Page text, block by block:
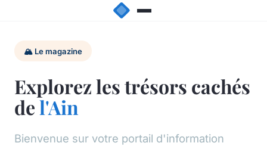
🏔️ Le magazine
Explorez les trésors cachés
del'Ain
Bienvenue sur votre portail d'information